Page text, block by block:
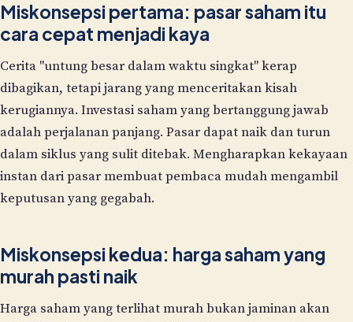
Miskonsepsi pertama: pasar saham itu
cara cepat menjadi kaya
Cerita "untung besar dalam waktu singkat" kerap
dibagikan, tetapi jarang yang menceritakan kisah
kerugiannya. Investasi saham yang bertanggung jawab
adalah perjalanan panjang. Pasar dapat naik dan turun
dalam siklus yang sulit ditebak. Mengharapkan kekayaan
instan dari pasar membuat pembaca mudah mengambil
keputusan yang gegabah.
Miskonsepsi kedua: harga saham yang
murah pasti naik
Harga saham yang terlihat murah bukan jaminan akan